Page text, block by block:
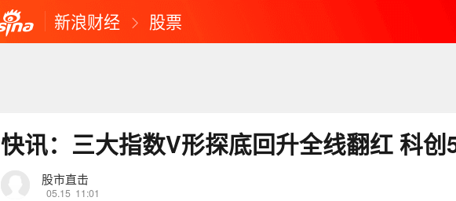
新浪财经 股票
快讯：三大指数V形探底回升全线翻红 科创
股市直击
05.15 11:01